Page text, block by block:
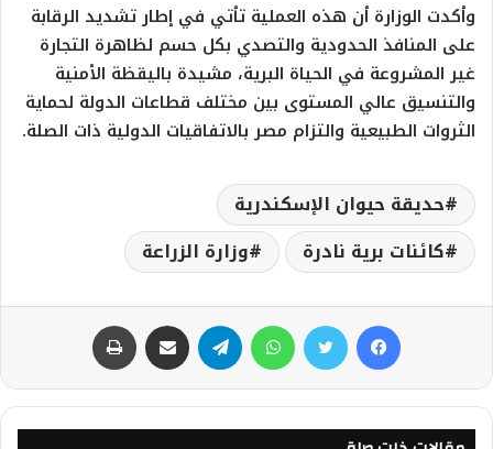
وأكدت الوزارة أن هذه العملية تأتي في إطار تشديد الرقابة
على المنافذ الحدودية والتصدي بكل حسم لظاهرة التجارة
غير المشروعة في الحياة البرية، مشيدة باليقظة الأمنية
والتنسيق عالي المستوى بين مختلف قطاعات الدولة لحماية
الثروات الطبيعية والتزام مصر بالاتفاقيات الدولية ذات الصلة.
حديقة حيوان الإسكندرية
كائنات برية نادرة
وزارة الزراعة